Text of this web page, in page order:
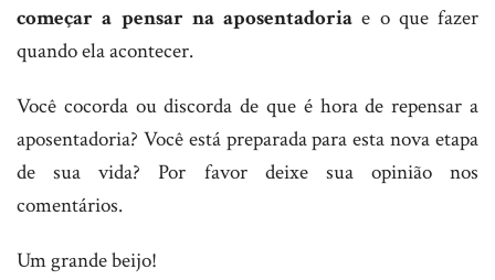
começar a pensar na aposentadoria e o que fazer
quando ela acontecer.
Você cocorda ou discorda de que é hora de repensar a
aposentadoria? Você está preparada para esta nova etapa
de sua vida? Por favor deixe sua opinião nos
comentários.
Um grande beijo!